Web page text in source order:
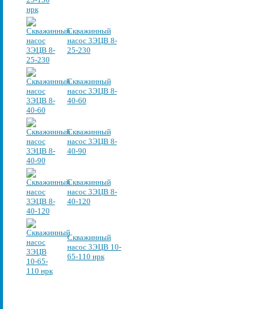
Скважинный
насос 3ЭЦВ 8-
25-230
Скважинный
насос 3ЭЦВ 8-
40-60
Скважинный
насос 3ЭЦВ 8-
40-90
Скважинный
насос 3ЭЦВ 8-
40-120
Скважинный
насос 3ЭЦВ 10-
65-110 нрк